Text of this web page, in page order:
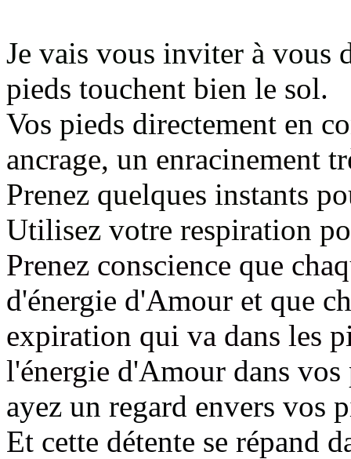
Je vais vous inviter à vous
pieds touchent bien le sol.
Vos pieds directement en
ancrage, un enracinement
Prenez quelques instants
Utilisez votre respiration
Prenez conscience que
d'énergie d'Amour et que
expiration qui va dans les
l'énergie d'Amour dans
ayez un regard envers vos
Et cette détente se répand